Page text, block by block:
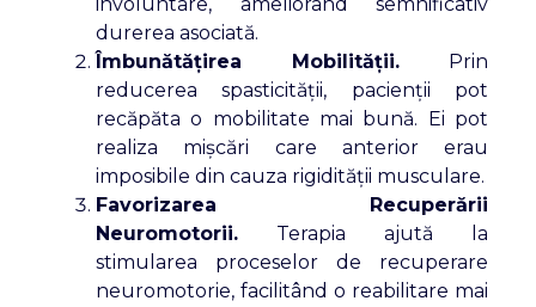
durerea asociată.
Îmbunătățirea Mobilității. Prin
reducerea spasticității, pacienții pot
recăpăta o mobilitate mai bună. Ei pot
realiza mișcări care anterior erau
imposibile din cauza rigidității musculare.
Favorizarea Recuperării
Neuromotorii. Terapia ajută la
stimularea proceselor de recuperare
neuromotorie, facilitând o reabilitare mai